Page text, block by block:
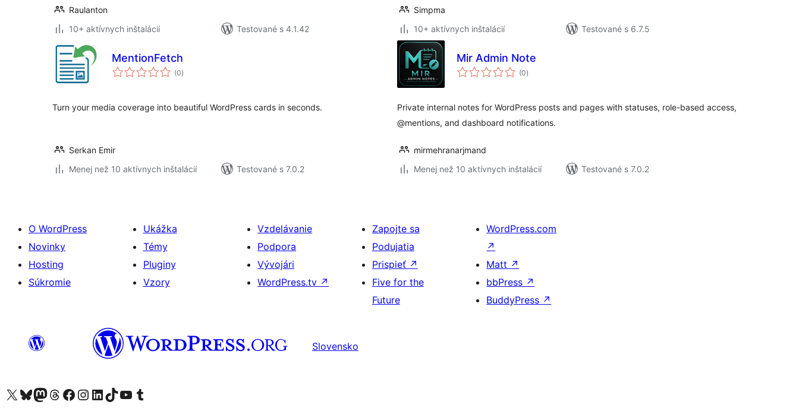
Raulanton
10+ aktívnych inštalácií
Testované s 4.1.42
Simpma
10+ aktívnych inštalácií
Testované s 6.7.5
MentionFetch
(0celkové
hodnotenie
)
Turn your media coverage into beautiful WordPress cards in seconds.
Serkan Emir
Menej než 10 aktívnych inštalácií
Testované s 7.0.2
Mir Admin Note
(0celkové
hodnotenie
)
Private internal notes for WordPress posts and pages with statuses, role-based access,
@mentions, and dashboard notifications.
mirmehranarjmand
Menej než 10 aktívnych inštalácií
Testované s 7.0.2
O WordPress
Novinky
Hosting
Súkromie
Ukážka
Témy
Pluginy
Vzory
Vzdelávanie
Podpora
Vývojári
WordPress.tv ↗
Zapojte sa
Podujatia
Prispieť ↗
Five for the
Future
WordPress.com
↗
Matt ↗
bbPress ↗
BuddyPress ↗
Slovensko
Navštívte náš účet na X (predtým Twitter)
Navštívte náš účet na platforme Bluesky
Navštívte náš účet na Mastodone
Navštívte náš účet na platforme Threads
Navštívte našu stránku na Facebooku
Navštívte náš účet Instagram
Navštívte náš účet LinkedIn
Navštívte náš účet na platforme TikTok
Navštívte náš kanál YouTube
Navštívte náš účet na platforme Tumblr